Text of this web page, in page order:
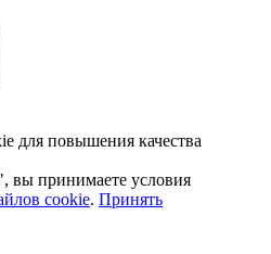
для повышения качества
вы принимаете условия
cookie. Принять